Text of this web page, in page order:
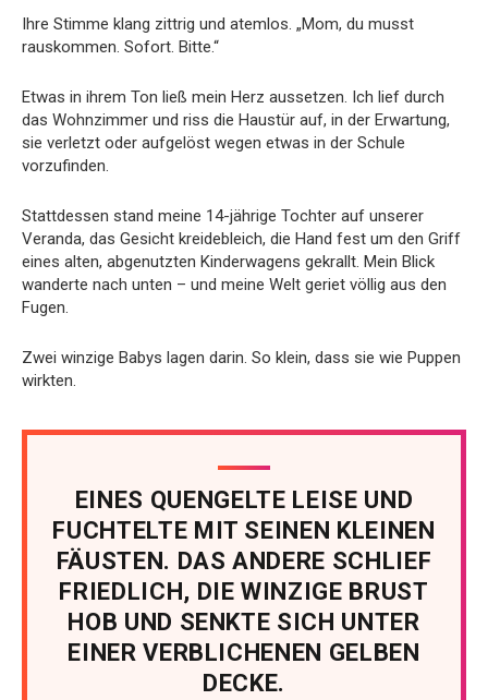
Ihre Stimme klang zittrig und atemlos. „Mom, du musst
rauskommen. Sofort. Bitte.“
Etwas in ihrem Ton ließ mein Herz aussetzen. Ich lief durch
das Wohnzimmer und riss die Haustür auf, in der Erwartung,
sie verletzt oder aufgelöst wegen etwas in der Schule
vorzufinden.
Stattdessen stand meine 14-jährige Tochter auf unserer
Veranda, das Gesicht kreidebleich, die Hand fest um den Griff
eines alten, abgenutzten Kinderwagens gekrallt. Mein Blick
wanderte nach unten – und meine Welt geriet völlig aus den
Fugen.
Zwei winzige Babys lagen darin. So klein, dass sie wie Puppen
wirkten.
EINES QUENGELTE LEISE UND
FUCHTELTE MIT SEINEN KLEINEN
FÄUSTEN. DAS ANDERE SCHLIEF
FRIEDLICH, DIE WINZIGE BRUST
HOB UND SENKTE SICH UNTER
EINER VERBLICHENEN GELBEN
DECKE.